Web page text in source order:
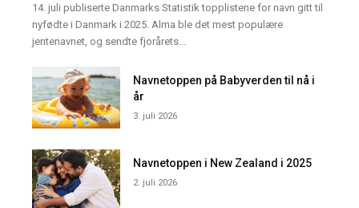
14. juli publiserte Danmarks Statistik topplistene for navn gitt til
nyfødte i Danmark i 2025. Alma ble det mest populære
jentenavnet, og sendte fjorårets...
Navnetoppen på Babyverden til nå i
år
3. juli 2026
Navnetoppen i New Zealand i 2025
2. juli 2026